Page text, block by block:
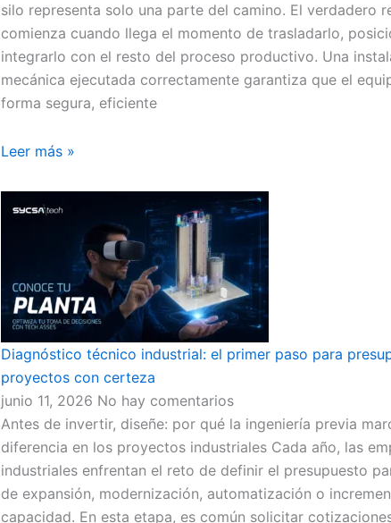
silo representa solo una parte del camino. El verdadero
comienza cuando llega el momento de trasladarlo,
integrarlo con el resto del proceso productivo. Una
mecánica ejecutada correctamente garantiza que el
forma segura, eficiente
Leer más »
Diagnóstico técnico industrial: el primer paso para
proyectos con certeza
junio 11, 2026 No hay comentarios
Antes de invertir, diseñe: por qué la ingeniería previa
diferencia en los proyectos industriales Cada año, las
industriales enfrentan el reto de definir el presupuesto
de expansión, modernización, automatización o
capacidad. En esta etapa, es común solicitar